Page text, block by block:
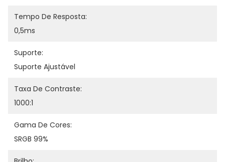
Tempo De Resposta:
0,5ms
Suporte:
Suporte Ajustável
Taxa De Contraste:
1000:1
Gama De Cores:
SRGB 99%